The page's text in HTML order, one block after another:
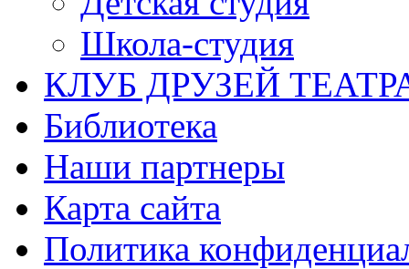
Школа-студия
КЛУБ ДРУЗЕЙ
Библиотека
Наши партнеры
Карта сайта
Политика